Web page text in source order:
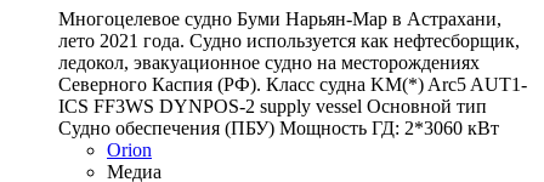
Многоцелевое судно Буми Нарьян-Мар в Астрахани,
лето 2021 года. Судно используется как нефтесборщик,
ледокол, эвакуационное судно на месторождениях
Северного Каспия (РФ). Класс судна KM(*) Arc5 AUT1-
ICS FF3WS DYNPOS-2 supply vessel Основной тип
Судно обеспечения (ПБУ) Мощность ГД: 2*3060 кВт
Orion
Медиа